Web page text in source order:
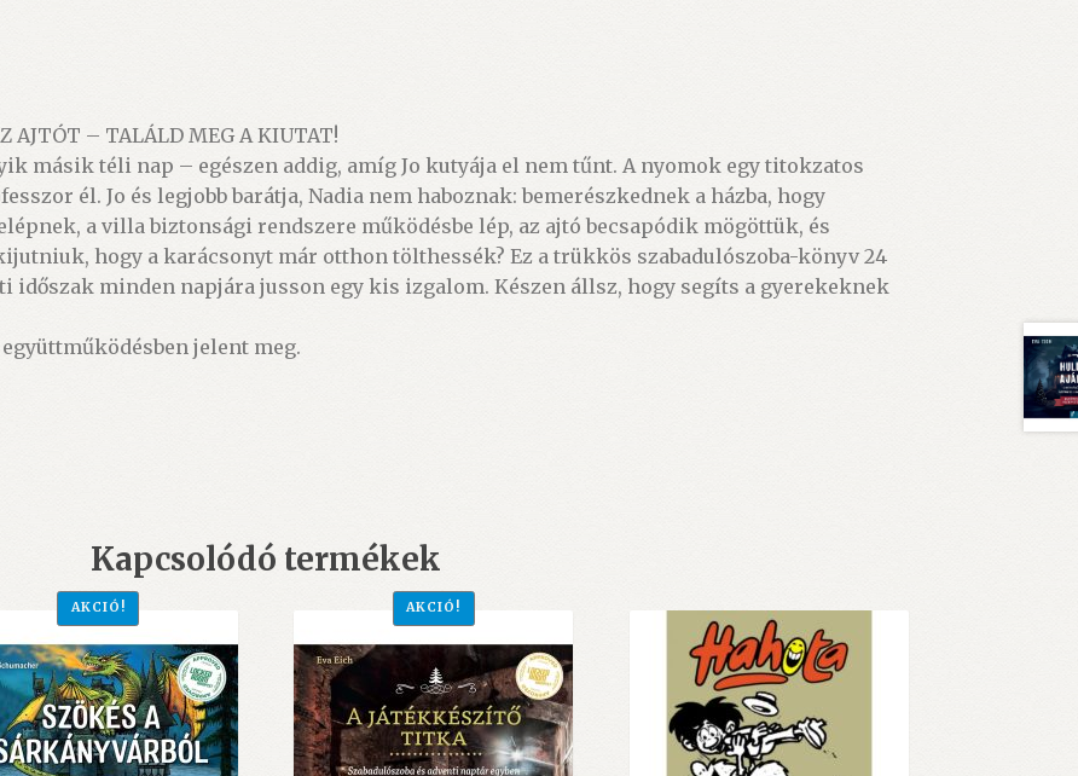
AJTÓT – TALÁLD MEG A KIUTAT!
másik téli nap – egészen addig, amíg Jo kutyája el nem tűnt. A nyomok egy titokzatos
él. Jo és legjobb barátja, Nadia nem haboznak: bemerészkednek a házba, hogy
a villa biztonsági rendszere működésbe lép, az ajtó becsapódik mögöttük, és
hogy a karácsonyt már otthon tölthessék? Ez a trükkös szabadulószoba-könyv 24
időszak minden napjára jusson egy kis izgalom. Készen állsz, hogy segíts a gyerekeknek
jelent meg.
Kapcsolódó termékek
AKCIÓ! AKCIÓ!